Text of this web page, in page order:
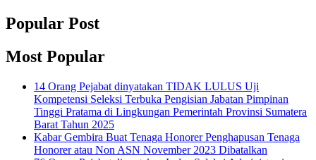
Popular Post
Most Popular
14 Orang Pejabat dinyatakan TIDAK LULUS Uji
Kompetensi Seleksi Terbuka Pengisian Jabatan Pimpinan
Tinggi Pratama di Lingkungan Pemerintah Provinsi Sumatera
Barat Tahun 2025
Kabar Gembira Buat Tenaga Honorer Penghapusan Tenaga
Honorer atau Non ASN November 2023 Dibatalkan